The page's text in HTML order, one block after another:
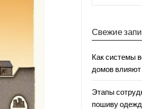
Свежие
Как системы
домов
Этапы
пошиву